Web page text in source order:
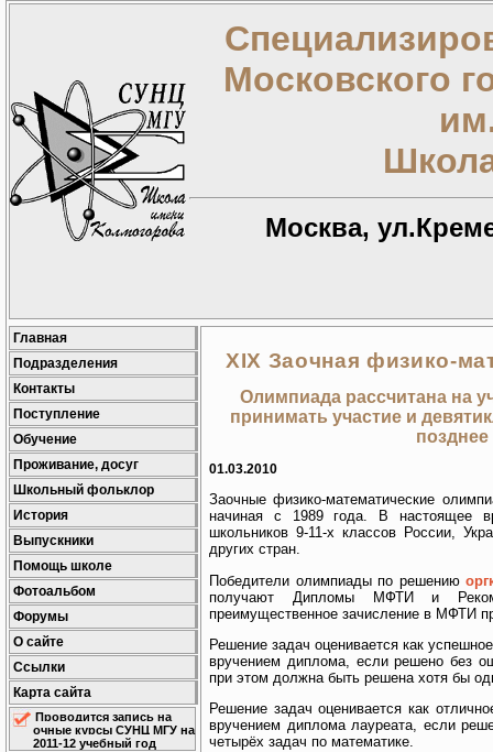
Московского
Москва,
Главная
Подразделения
Контакты
Поступление
Обучение
Проживание, досуг
Школьный фольклор
История
Выпускники
Помощь школе
Фотоальбом
Форумы
О сайте
Ссылки
Карта сайта
Проводится запись на
очные курсы СУНЦ МГУ на
2011-12 учебный год
XIX Заочная физико-
Олимпиада рассчитана на
принимать участие и
позднее
01.03.2010
Заочные физико-математические
начиная с 1989 года. В настоящее
школьников 9-11-х классов России,
других стран.
Победители олимпиады по решению
получают Дипломы МФТИ и
преимущественное зачисление в МФТИ
Решение задач оценивается как
вручением диплома, если решено без
при этом должна быть решена хотя бы
Решение задач оценивается как
вручением диплома лауреата, если
четырёх задач по математике.